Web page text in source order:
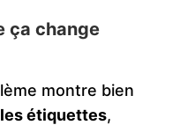
ça change
montre bien
étiquettes,